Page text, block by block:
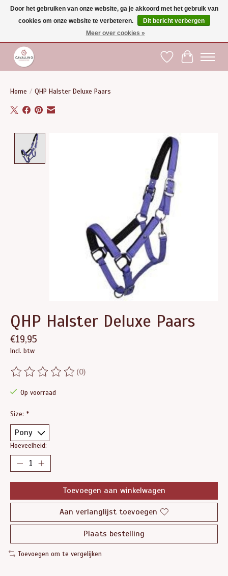
Gratis verzending vanaf €75 binnen BE - vanaf €100 naar EU | Voor 17:00 besteld is
dezelfde dag verzonden | Klantendienst: +32 (0)51 21 27 00 |
Verlanglijst
Home / QHP Halster Deluxe Paars
QHP Halster Deluxe Paars
€19,95
Incl. btw
De beoordeling van dit product is
(0)
Op voorraad
Size: *
Hoeveelheid:
Toevoegen aan winkelwagen
Aan verlanglijst toevoegen
Plaats bestelling
Toevoegen om te vergelijken
Door het gebruiken van onze website, ga je akkoord met het gebruik van
cookies om onze website te verbeteren.
Dit bericht verbergen
Meer over cookies »